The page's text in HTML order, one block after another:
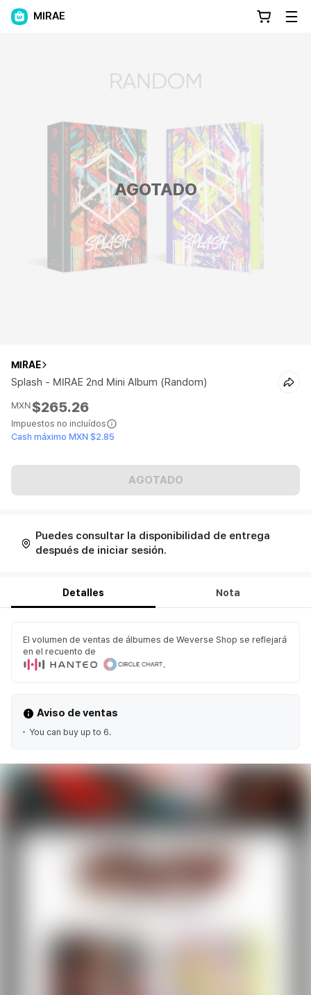
MIRAE
AGOTADO
MIRAE
Splash - MIRAE 2nd Mini Album (Random)
MXN$265.26
Impuestos no incluídos
Cash máximo MXN $2.85
AGOTADO
Puedes consultar la disponibilidad de entrega
después de iniciar sesión.
Detalles Nota
El volumen de ventas de álbumes de Weverse Shop se reflejará
en el recuento de
.
Aviso de ventas
You can buy up to 6.